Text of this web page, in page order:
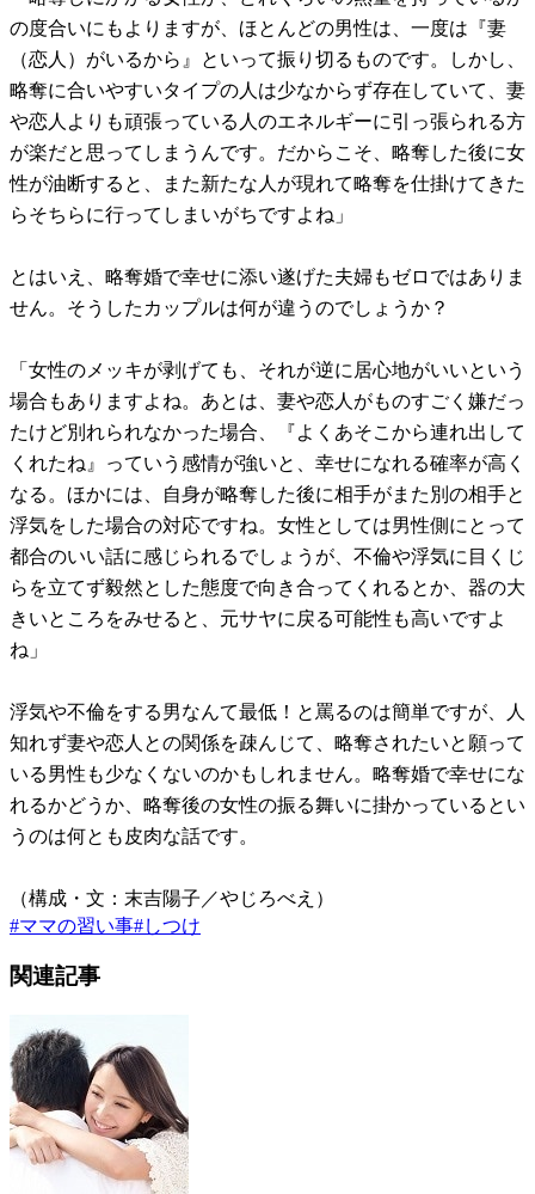
の度合いにもよりますが、ほとんどの男性は、一度は『妻
（恋人）がいるから』といって振り切るものです。しかし、
略奪に合いやすいタイプの人は少なからず存在していて、妻
や恋人よりも頑張っている人のエネルギーに引っ張られる方
が楽だと思ってしまうんです。だからこそ、略奪した後に女
性が油断すると、また新たな人が現れて略奪を仕掛けてきた
らそちらに行ってしまいがちですよね」
とはいえ、略奪婚で幸せに添い遂げた夫婦もゼロではありま
せん。そうしたカップルは何が違うのでしょうか？
「女性のメッキが剥げても、それが逆に居心地がいいという
場合もありますよね。あとは、妻や恋人がものすごく嫌だっ
たけど別れられなかった場合、『よくあそこから連れ出して
くれたね』っていう感情が強いと、幸せになれる確率が高く
なる。ほかには、自身が略奪した後に相手がまた別の相手と
浮気をした場合の対応ですね。女性としては男性側にとって
都合のいい話に感じられるでしょうが、不倫や浮気に目くじ
らを立てず毅然とした態度で向き合ってくれるとか、器の大
きいところをみせると、元サヤに戻る可能性も高いですよ
ね」
浮気や不倫をする男なんて最低！と罵るのは簡単ですが、人
知れず妻や恋人との関係を疎んじて、略奪されたいと願って
いる男性も少なくないのかもしれません。略奪婚で幸せにな
れるかどうか、略奪後の女性の振る舞いに掛かっているとい
うのは何とも皮肉な話です。
（構成・文：末吉陽子／やじろべえ）
#ママの習い事#しつけ
関連記事